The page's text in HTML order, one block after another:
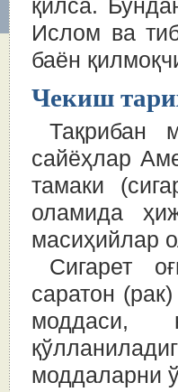
қилса.
Ислом ва
баён
Чекиш
Тақрибан
сайёҳлар
тамаки
оламида
масиҳийлар
Сигарет
саратон
моддаси,
моддаларни